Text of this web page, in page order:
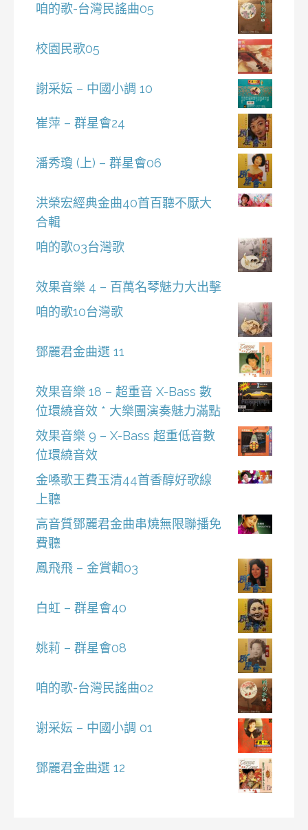
咱的歌-台灣民謠曲05
校園民歌05
謝采妘 – 中國小調 10
崔萍 – 群星會24
潘秀瓊 (上) – 群星會06
洪榮宏經典金曲40首百聽不厭大
合輯
咱的歌03台灣歌
效果音樂 4 – 百萬名琴魅力大出擊
咱的歌10台灣歌
鄧麗君金曲選 11
效果音樂 18 – 超重音 X-Bass 數
位環繞音效 * 大樂團演奏魅力滿點
效果音樂 9 – X-Bass 超重低音數
位環繞音效
金嗓歌王費玉清44首香醇好歌線
上聽
高音質鄧麗君金曲串燒無限聯播免
費聽
鳳飛飛 – 金賞輯03
白虹 – 群星會40
姚莉 – 群星會08
咱的歌-台灣民謠曲02
谢采妘 – 中國小調 01
鄧麗君金曲選 12